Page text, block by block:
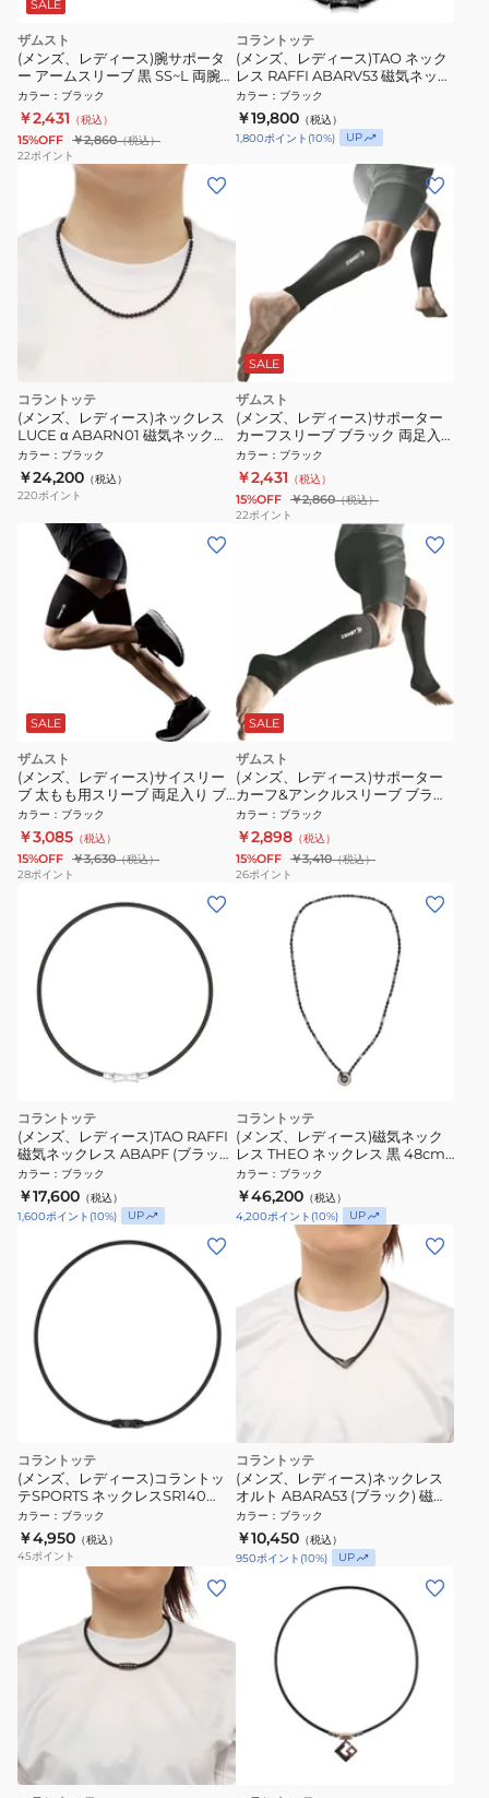
SALE
ザムスト
(メンズ、レディース)腕サポータ
ー アームスリーブ 黒 SS~L 両腕入
り UVカット
カラー ： ブラック
￥2,431 （税込）
15%OFF ￥2,860（税込）
22ポイント
コラントッテ
(メンズ、レディース)TAO ネック
レス RAFFI ABARV53 磁気ネック
レス
カラー ： ブラック
￥19,800 （税込）
1,800ポイント (10%) UP
コラントッテ
(メンズ、レディース)ネックレス
LUCE α ABARN01 磁気ネックレ
ス
カラー ： ブラック
￥24,200 （税込）
220ポイント
SALE
ザムスト
(メンズ、レディース)サポーター
カーフスリーブ ブラック 両足入
り
カラー ： ブラック
￥2,431 （税込）
15%OFF ￥2,860（税込）
22ポイント
SALE
ザムスト
(メンズ、レディース)サイスリー
ブ 太もも用スリーブ 両足入り ブ
ラック
カラー ： ブラック
￥3,085 （税込）
15%OFF ￥3,630（税込）
28ポイント
SALE
ザムスト
(メンズ、レディース)サポーター
カーフ&アンクルスリーブ ブラッ
ク 両足入り
カラー ： ブラック
￥2,898 （税込）
15%OFF ￥3,410（税込）
26ポイント
コラントッテ
(メンズ、レディース)TAO RAFFI
磁気ネックレス ABAPF (ブラッ
ク)
カラー ： ブラック
￥17,600 （税込）
1,600ポイント (10%) UP
コラントッテ
(メンズ、レディース)磁気ネック
レス THEO ネックレス 黒 48cm
52cm LUSSO ABARX01 スポー
ツネックレス 磁力 スポーツ 肩こ
り
カラー ： ブラック
￥46,200 （税込）
4,200ポイント (10%) UP
コラントッテ
(メンズ、レディース)コラントッ
テSPORTS ネックレスSR140
NEXT DBAAD20
カラー ： ブラック
￥4,950 （税込）
45ポイント
コラントッテ
(メンズ、レディース)ネックレス
オルト ABARA53 (ブラック) 磁気
ネックレス
カラー ： ブラック
￥10,450 （税込）
950ポイント (10%) UP